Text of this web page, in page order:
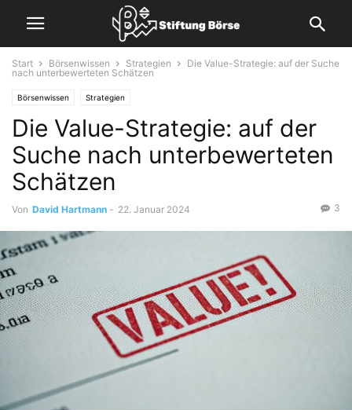
Start Börsenwissen Strategien
Die Value-Strategie: auf der Suche
nach unterbewerteten Schätzen
Börsenwissen Strategien
Die Value-Strategie: auf der
Suche nach unterbewerteten
Schätzen
Von David Hartmann - 22. Januar 2024 3